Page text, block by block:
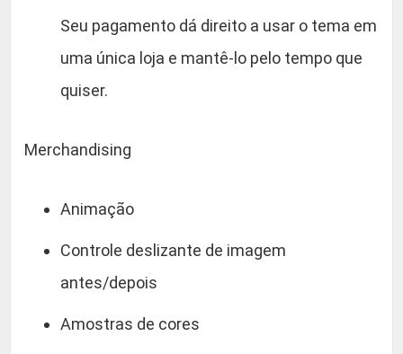
Seu pagamento dá direito a usar o tema em
uma única loja e mantê-lo pelo tempo que
quiser.
Merchandising
Animação
Controle deslizante de imagem
antes/depois
Amostras de cores